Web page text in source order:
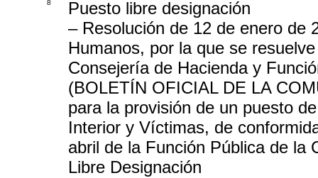
8
Puesto libre designación
– Resolución de 12 de enero de
Humanos, por la que se
Consejería de Hacienda y
(BOLETÍN OFICIAL DE LA
para la provisión de un puesto
Interior y Víctimas, de
abril de la Función Pública de la
Libre Designación